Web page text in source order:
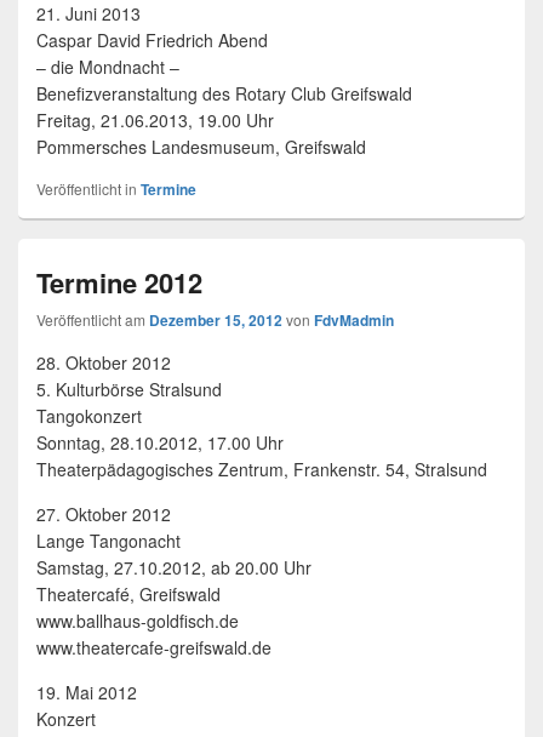
21. Juni 2013
Caspar David Friedrich Abend
– die Mondnacht –
Benefizveranstaltung des Rotary Club Greifswald
Freitag, 21.06.2013, 19.00 Uhr
Pommersches Landesmuseum, Greifswald
Veröffentlicht in Termine
Termine 2012
Veröffentlicht am Dezember 15, 2012von FdvMadmin
28. Oktober 2012
5. Kulturbörse Stralsund
Tangokonzert
Sonntag, 28.10.2012, 17.00 Uhr
Theaterpädagogisches Zentrum, Frankenstr. 54, Stralsund
27. Oktober 2012
Lange Tangonacht
Samstag, 27.10.2012, ab 20.00 Uhr
Theatercafé, Greifswald
www.ballhaus-goldfisch.de
www.theatercafe-greifswald.de
19. Mai 2012
Konzert